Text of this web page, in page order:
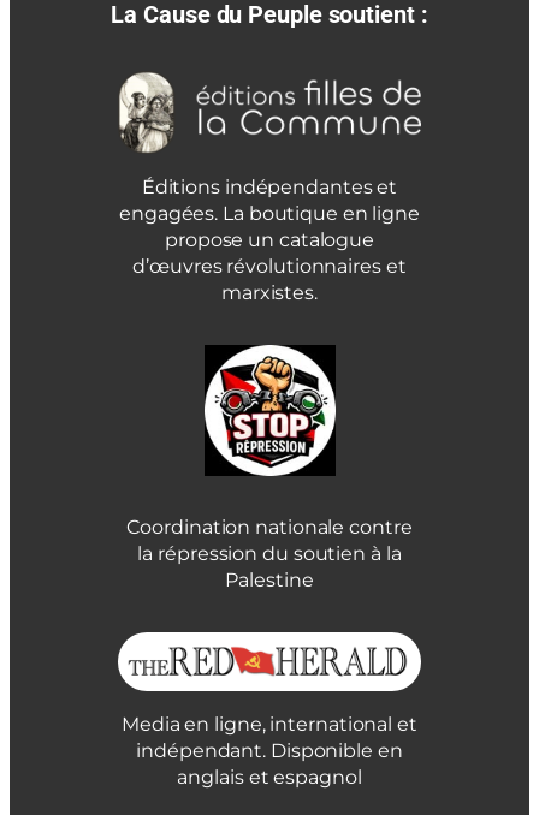
La Cause du Peuple soutient :
Éditions indépendantes et
engagées. La boutique en ligne
propose un catalogue
d’œuvres révolutionnaires et
marxistes.
Coordination nationale contre
la répression du soutien à la
Palestine
Media en ligne, international et
indépendant. Disponible en
anglais et espagnol